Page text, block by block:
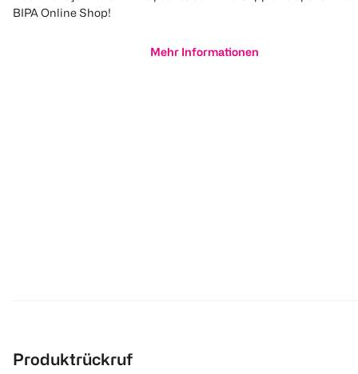
BIPA Online Shop!
Mehr Informationen
Produktrückruf